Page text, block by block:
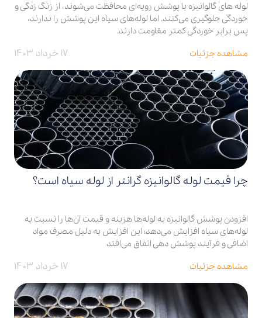
لوله‌ های گالوانیزه با پوشش رویه‌ای محافظت می‌شوند، از زنگ زدگی و
خوردگی جلوگیری می‌کنند. اما لوله‌های سیاه این پوشش را ندارند،
پس برابر خوردگی کمتر مقاومت دارند.
مشاهده جزئیات
۱۷ خرداد ۱۴۰۳
چرا قیمت لوله گالوانیزه گرانتر از لوله سیاه است؟
افزودن پوشش گالوانیزه به لوله‌ها هزینه و قیمت آن‌ها را نسبت به
لوله‌های سیاه افزایش می‌دهد؛ این افزایش به دلیل مصرف مواد
اضافی و فرآیند پوشش دهی اتفاق می‌افتد
مشاهده جزئیات
۱۷ خرداد ۱۴۰۳